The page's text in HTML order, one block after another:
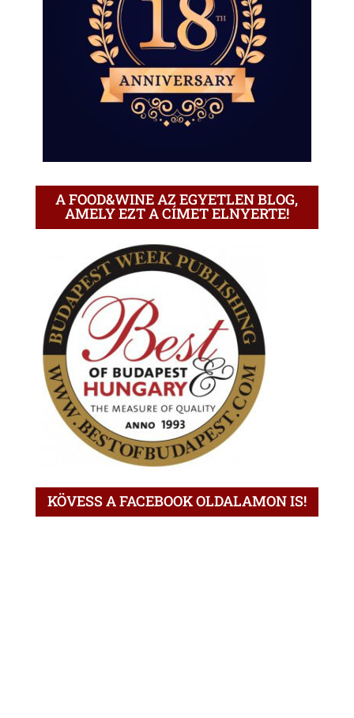
A FOOD&WINE AZ EGYETLEN BLOG,
AMELY EZT A CÍMET ELNYERTE!
KÖVESS A FACEBOOK OLDALAMON IS!